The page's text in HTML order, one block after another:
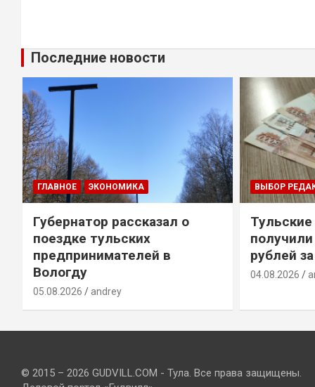
Последние новости
ГЛАВНОЕ ЭКОНОМИКА
Губернатор рассказал о
поездке тульских
предпринимателей в
Вологду
05.08.2026 andrey
ВЫБОР
рублей
04.08.2026
© 2015 – 2026 GUDVILL.COM - Тула. Все права защищены.